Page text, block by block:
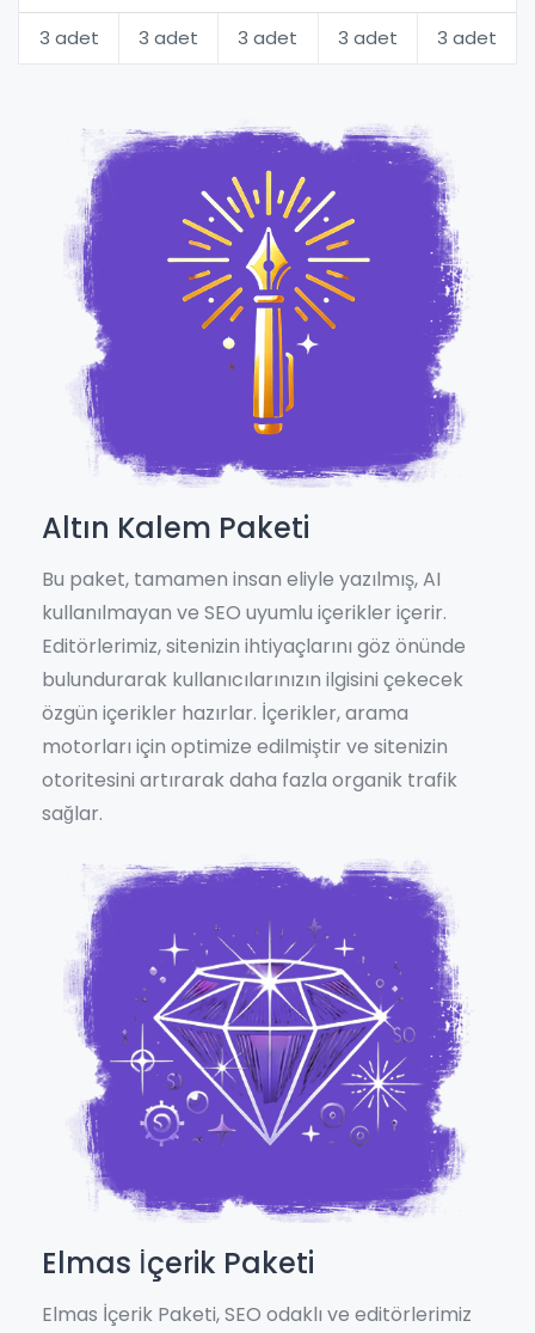
3 adet 3 adet 3 adet 3 adet 3 adet
Altın Kalem Paketi
Bu paket, tamamen insan eliyle yazılmış, AI
kullanılmayan ve SEO uyumlu içerikler içerir.
Editörlerimiz, sitenizin ihtiyaçlarını göz önünde
bulundurarak kullanıcılarınızın ilgisini çekecek
özgün içerikler hazırlar. İçerikler, arama
motorları için optimize edilmiştir ve sitenizin
otoritesini artırarak daha fazla organik trafik
sağlar.
Elmas İçerik Paketi
Elmas İçerik Paketi, SEO odaklı ve editörlerimiz